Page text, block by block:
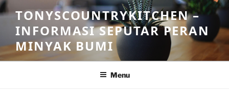
Skip
to
content
TONYSCOUNTRYKITCHEN –
INFORMASI SEPUTAR PERAN
MINYAK BUMI
Menu